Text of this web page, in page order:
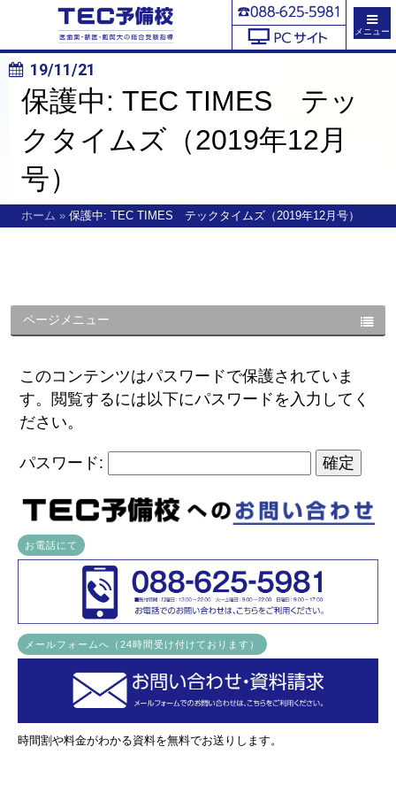
メニュー
19/11/21
保護中: TEC TIMES テッ
クタイムズ（2019年12月
号）
ホーム » 保護中: TEC TIMES テックタイムズ（2019年12月号）
ページメニュー
このコンテンツはパスワードで保護されていま
す。閲覧するには以下にパスワードを入力してく
ださい。
パスワード:
お電話にて
メールフォームへ（24時間受け付けております）
時間割や料金がわかる資料を無料でお送りします。